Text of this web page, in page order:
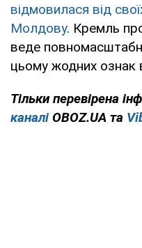
відмовилася від
Молдову. Кремль
веде
цьому жодних ознак
Тільки перевірена
каналі OBOZ.UA та